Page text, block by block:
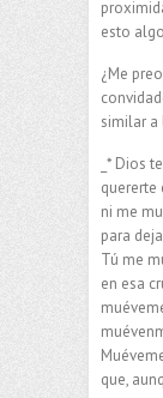
esto
¿Me
similar a
_* Dios
quererte
ni me
para
Tú me
en esa
que,